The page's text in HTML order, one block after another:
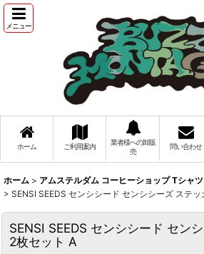
メニュー
ホーム ご利用案内
業者様への卸販
売
問い合わせ
ホーム > アムステルダム コーヒーショップ Tシャ
> SENSI SEEDS センシシード センシシーズ ステ
SENSI SEEDS センシシード セン
2枚セット A